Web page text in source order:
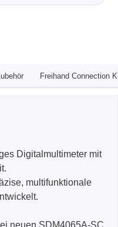
Freihand Connection
Digitalmultimeter mit
multifunktionale
neuen SDM4065A-SC